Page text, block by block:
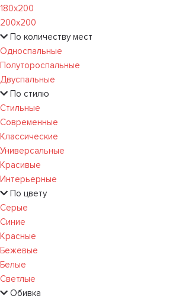
180х200
200х200
По количеству мест
Односпальные
Полутороспальные
Двуспальные
По стилю
Стильные
Современные
Классические
Универсальные
Красивые
Интерьерные
По цвету
Серые
Синие
Красные
Бежевые
Белые
Светлые
Обивка